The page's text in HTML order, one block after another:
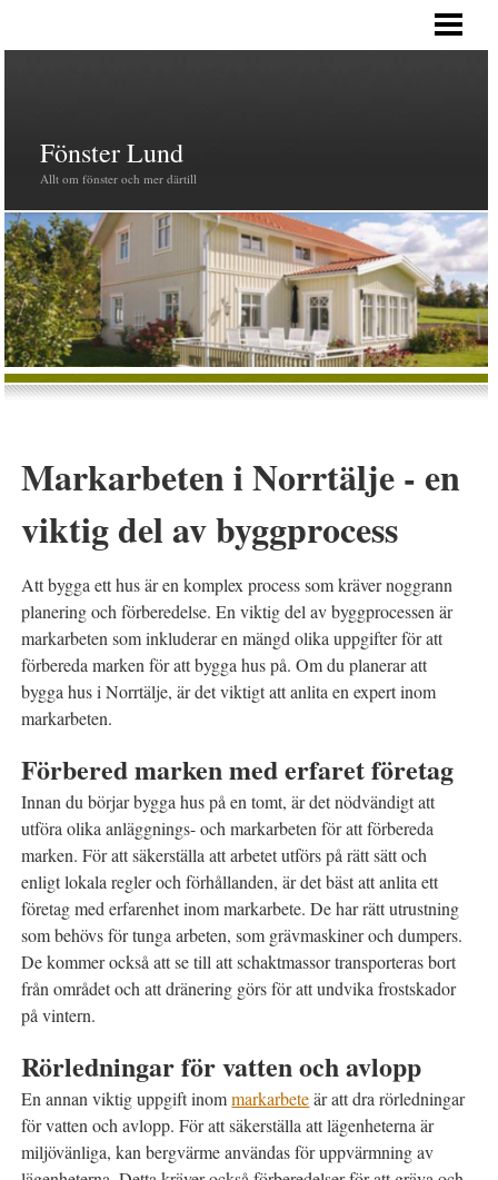
Fönster Lund
Allt om fönster och mer därtill
Markarbeten i Norrtälje - en
viktig del av byggprocess
Att bygga ett hus är en komplex process som kräver noggrann
planering och förberedelse. En viktig del av byggprocessen är
markarbeten som inkluderar en mängd olika uppgifter för att
förbereda marken för att bygga hus på. Om du planerar att
bygga hus i Norrtälje, är det viktigt att anlita en expert inom
markarbeten.
Förbered marken med erfaret företag
Innan du börjar bygga hus på en tomt, är det nödvändigt att
utföra olika anläggnings- och markarbeten för att förbereda
marken. För att säkerställa att arbetet utförs på rätt sätt och
enligt lokala regler och förhållanden, är det bäst att anlita ett
företag med erfarenhet inom markarbete. De har rätt utrustning
som behövs för tunga arbeten, som grävmaskiner och dumpers.
De kommer också att se till att schaktmassor transporteras bort
från området och att dränering görs för att undvika frostskador
på vintern.
Rörledningar för vatten och avlopp
En annan viktig uppgift inommarkarbeteär att dra rörledningar
för vatten och avlopp. För att säkerställa att lägenheterna är
miljövänliga, kan bergvärme användas för uppvärmning av